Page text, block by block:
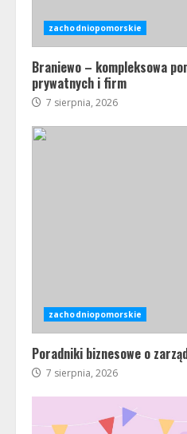
zachodniopomorskie
Braniewo – kompleksowa
prywatnych i firm
7 sierpnia, 2026
zachodniopomorskie
Poradniki biznesowe o
7 sierpnia, 2026